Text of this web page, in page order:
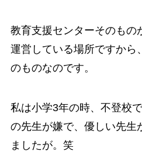
教育支援センターそのもの
運営している場所ですから
のものなのです。
私は小学3年の時、不登校
の先生が嫌で、優しい先生
ましたが。笑